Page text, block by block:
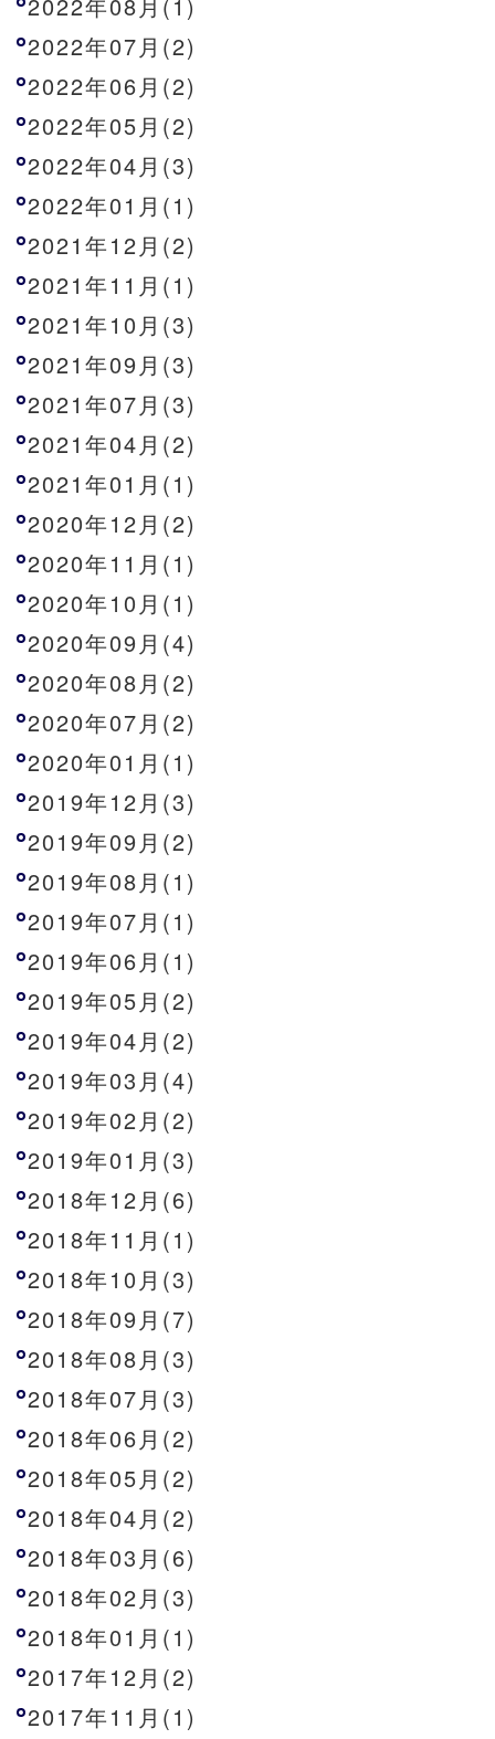
2022年07月(2)
2022年06月(2)
2022年05月(2)
2022年04月(3)
2022年01月(1)
2021年12月(2)
2021年11月(1)
2021年10月(3)
2021年09月(3)
2021年07月(3)
2021年04月(2)
2021年01月(1)
2020年12月(2)
2020年11月(1)
2020年10月(1)
2020年09月(4)
2020年08月(2)
2020年07月(2)
2020年01月(1)
2019年12月(3)
2019年09月(2)
2019年08月(1)
2019年07月(1)
2019年06月(1)
2019年05月(2)
2019年04月(2)
2019年03月(4)
2019年02月(2)
2019年01月(3)
2018年12月(6)
2018年11月(1)
2018年10月(3)
2018年09月(7)
2018年08月(3)
2018年07月(3)
2018年06月(2)
2018年05月(2)
2018年04月(2)
2018年03月(6)
2018年02月(3)
2018年01月(1)
2017年12月(2)
2017年11月(1)